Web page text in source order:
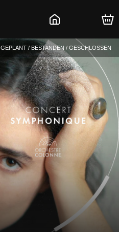
GEPLANT / BESTANDEN / GESCHLOSSEN